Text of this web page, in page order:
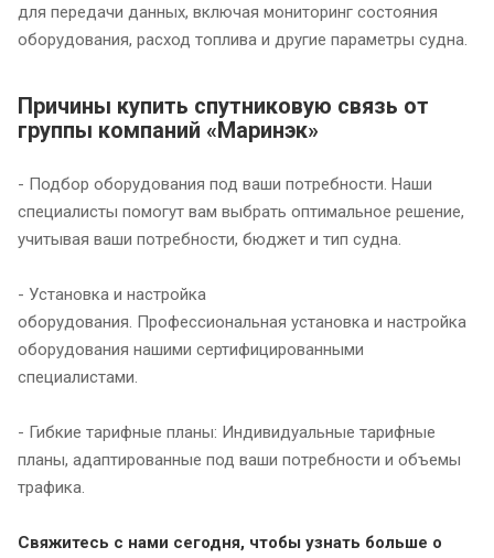
для передачи данных, включая мониторинг состояния
оборудования, расход топлива и другие параметры судна.
Причины купить спутниковую связь от
группы компаний «Маринэк»
- Подбор оборудования под ваши потребности. Наши
специалисты помогут вам выбрать оптимальное решение,
учитывая ваши потребности, бюджет и тип судна.
- Установка и настройка
оборудования. Профессиональная установка и настройка
оборудования нашими сертифицированными
специалистами.
- Гибкие тарифные планы: Индивидуальные тарифные
планы, адаптированные под ваши потребности и объемы
трафика.
Свяжитесь с нами сегодня, чтобы узнать больше о